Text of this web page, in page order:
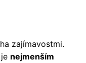
zajímavostmi.
nejmenším